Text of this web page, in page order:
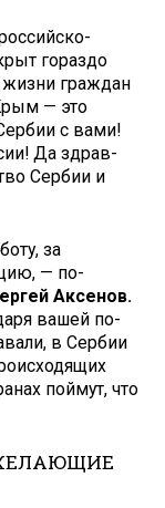
гораздо
жизни граждан
— это
с вами!
Да здрав­
Сербии и
за
— по­
Аксенов.
вашей по­
в Сербии
поймут, что